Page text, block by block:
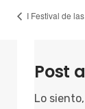
I Festival de
Post
Lo